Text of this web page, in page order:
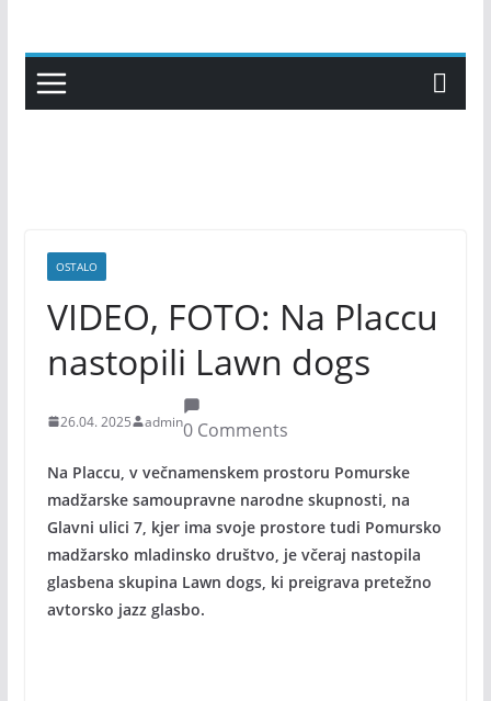
content
OSTALO
VIDEO, FOTO: Na Placcu
nastopili Lawn dogs
26.04. 2025 admin0 Comments
Na Placcu, v večnamenskem prostoru Pomurske
madžarske samoupravne narodne skupnosti, na
Glavni ulici 7, kjer ima svoje prostore tudi Pomursko
madžarsko mladinsko društvo, je včeraj nastopila
glasbena skupina Lawn dogs, ki preigrava pretežno
avtorsko jazz glasbo.